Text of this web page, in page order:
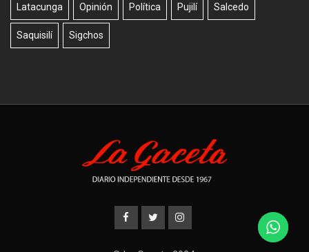
Latacunga Opinión Política Pujilí Salcedo
Saquisilí Sigchos